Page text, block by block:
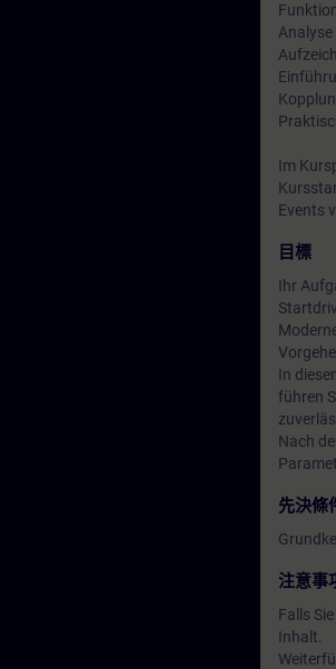
Im
Events
目標
Ihr
In
führen
Nach
先決條
注意事
Falls
Inhalt.